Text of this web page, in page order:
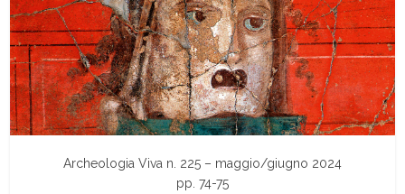
Archeologia Viva n. 225 – maggio/giugno 2024
pp. 74-75